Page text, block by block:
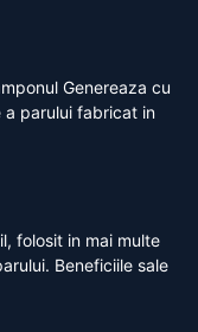
Genereaza cu
a parului fabricat in
folosit in mai multe
Beneficiile sale